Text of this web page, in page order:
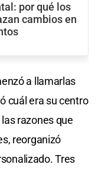
por qué los
cambios en
a llamarlas
cuál era su centro
razones que
reorganizó
Tres